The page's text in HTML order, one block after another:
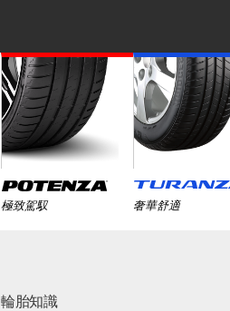
極致駕馭 奢華舒適
輪胎知識